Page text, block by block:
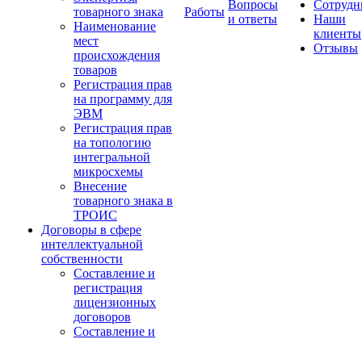
товарного знака
Наименование
мест
происхождения
товаров
Регистрация прав
на программу для
ЭВМ
Регистрация прав
на топологию
интегральной
микросхемы
Внесение
товарного знака в
ТРОИС
Договоры в сфере
интеллектуальной
собственности
Составление и
регистрация
лицензионных
договоров
Составление и
Работы
Вопросы
и ответы
Наши
клиенты
Отзывы